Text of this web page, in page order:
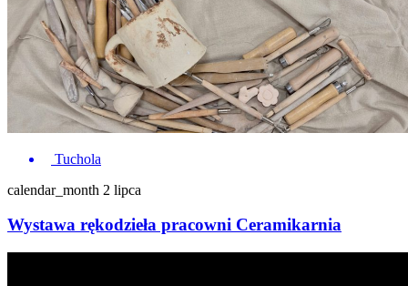
Tuchola
calendar_month 2 lipca
Wystawa rękodzieła pracowni Ceramikarnia